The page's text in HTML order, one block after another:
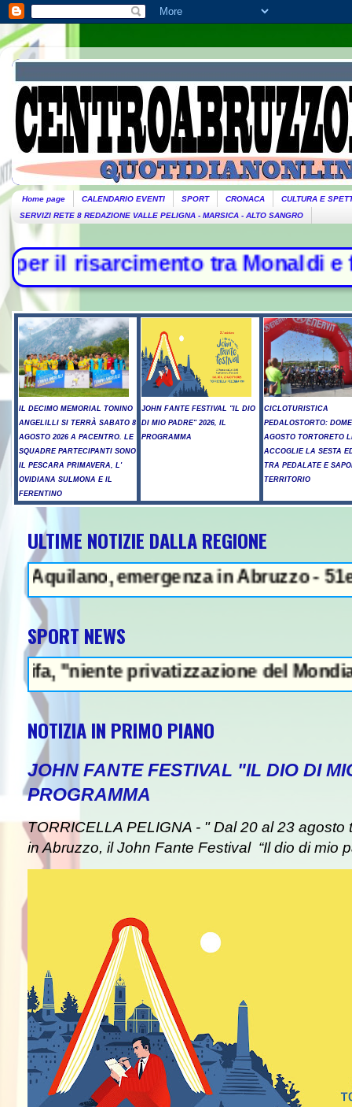
Home page CALENDARIO EVENTI SPORT CRONACA
CULTURA E
SERVIZI RETE 8 REDAZIONE VALLE PELIGNA - MARSICA - ALTO SANGRO
tra Monaldi e
IL DECIMO MEMORIAL TONINO
ANGELILLI SI TERRÀ SABATO 8
AGOSTO 2026 A PACENTRO. LE
SQUADRE PARTECIPANTI SONO
IL PESCARA PRIMAVERA, L'
OVIDIANA SULMONA E IL
FERENTINO
JOHN FANTE FESTIVAL "IL DIO
DI MIO PADRE" 2026, IL
PROGRAMMA
CICLOTURISTICA
PEDALOSTORTO:
AGOSTO TORTORETO
ACCOGLIE LA SESTA
TRA PEDALATE E
TERRITORIO
ULTIME NOTIZIE DALLA REGIONE
emergenza in Abruzzo - 51enne
SPORT NEWS
privatizzazione del Mondiale"-
NOTIZIA IN PRIMO PIANO
JOHN FANTE FESTIVAL "IL DIO DI
PROGRAMMA
TORRICELLA PELIGNA - " Dal 20 al 23 agosto
in Abruzzo, il John Fante Festival “Il dio di mio
NEWS IN